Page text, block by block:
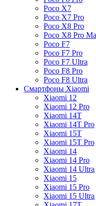
Poco X7
Poco X7 Pro
Poco X8 Pro
Poco X8 Pro
Poco F7
Poco F7 Pro
Poco F7 Ultra
Poco F8 Pro
Poco F8 Ultra
Смартфоны Xiaomi
Xiaomi 12
Xiaomi 12 Pro
Xiaomi 14T
Xiaomi 14T Pro
Xiaomi 15T
Xiaomi 15T Pro
Xiaomi 14
Xiaomi 14 Pro
Xiaomi 14 Ultra
Xiaomi 15
Xiaomi 15 Pro
Xiaomi 15 Ultra